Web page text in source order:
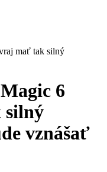
mať tak silný
6
silný
vznášať